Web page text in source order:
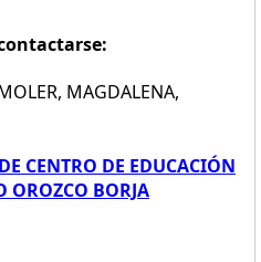
MAGDALENA,
CENTRO DE EDUCACIÓN
OROZCO BORJA